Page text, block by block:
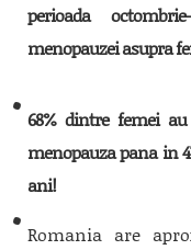
perioada
menopauzei asupra
68% dintre femei
menopauza pana in
ani!
Romania are